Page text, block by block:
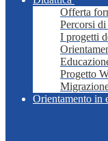
Offerta
Percorsi
I progetti
Progetto
Orientamento in